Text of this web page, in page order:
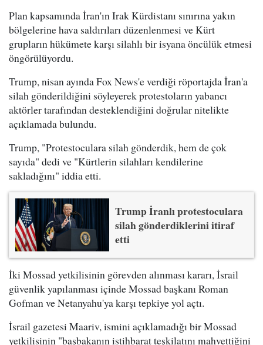
Plan kapsamında İran'ın Irak Kürdistanı sınırına yakın
bölgelerine hava saldırıları düzenlenmesi ve Kürt
grupların hükümete karşı silahlı bir isyana öncülük etmesi
öngörülüyordu.
Trump, nisan ayında Fox News'e verdiği röportajda İran'a
silah gönderildiğini söyleyerek protestoların yabancı
aktörler tarafından desteklendiğini doğrular nitelikte
açıklamada bulundu.
Trump, "Protestoculara silah gönderdik, hem de çok
sayıda" dedi ve "Kürtlerin silahları kendilerine
sakladığını" iddia etti.
Trump İranlı protestoculara
silah gönderdiklerini itiraf
etti
İki Mossad yetkilisinin görevden alınması kararı, İsrail
güvenlik yapılanması içinde Mossad başkanı Roman
Gofman ve Netanyahu'ya karşı tepkiye yol açtı.
İsrail gazetesi Maariv, ismini açıklamadığı bir Mossad
yetkilisinin "başbakanın istihbarat teşkilatını mahvettiğini